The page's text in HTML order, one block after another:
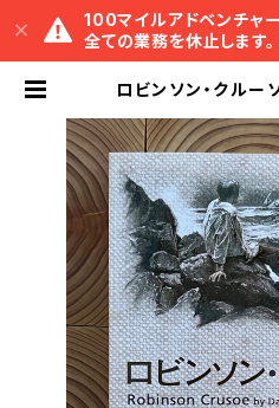
100マイルアドベンチャ
全ての業務を休止します。
ロビンソン・クル